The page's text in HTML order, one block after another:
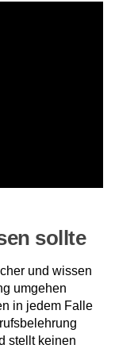
sollte
und wissen
umgehen
in jedem Falle
stellt keinen